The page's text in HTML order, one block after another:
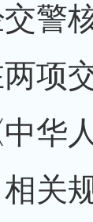
核
项
华
关